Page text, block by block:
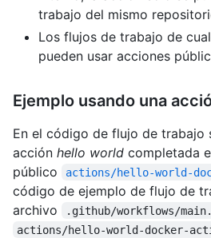
trabajo del mismo
Los flujos de trabajo de
pueden usar acciones
Ejemplo usando una
En el código de flujo de trabajo
acción hello world completada
público
actions/hello-world-
código de ejemplo de flujo de
archivo
.github/workflows/
actions/hello-world-docker-